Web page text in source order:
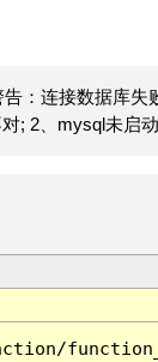
：连接数据库失
; 2、mysql未启动